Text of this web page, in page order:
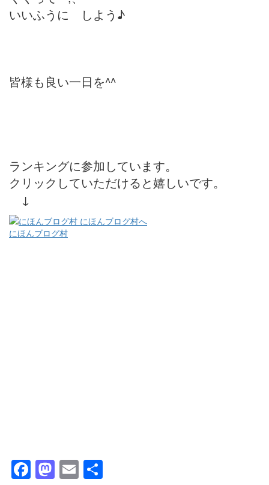
いいふうに しよう♪
皆様も良い一日を^^
ランキングに参加しています。
クリックしていただけると嬉しいです。
↓
にほんブログ村
Facebook
Mastodon
Email